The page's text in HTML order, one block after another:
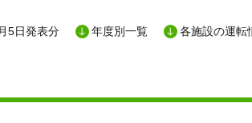
5日発表分 年度別一覧 各施設の運転